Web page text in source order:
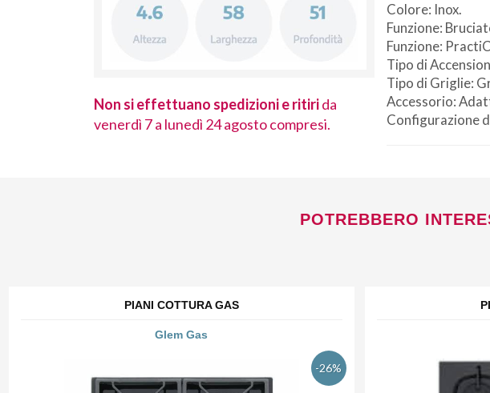
Non si effettuano spedizioni e ritirida
venerdì 7 a lunedì 24 agosto compresi.
Non si
venerdì 7 a
Colore: Inox.
Funzione:
Funzione:
Tipo di
Tipo di Griglie:
Accessorio:
Configurazione
POTREBBERO
PIANI COTTURA GAS
Glem Gas
-26%